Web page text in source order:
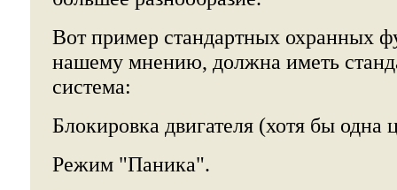
Вот пример стандартных охранных
нашему мнению, должна иметь
система:
Блокировка двигателя (хотя бы одна
Режим "Паника".